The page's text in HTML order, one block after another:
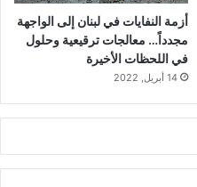
أزمة النفايات في لبنان إلى الواجهة
مجدداً… معالجات ترقيعية وحلول
في اللحظات الأخيرة
14 أبريل, 2022